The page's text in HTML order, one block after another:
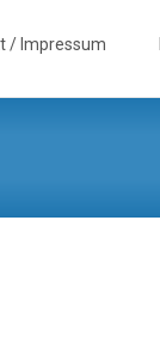
/ Impressum